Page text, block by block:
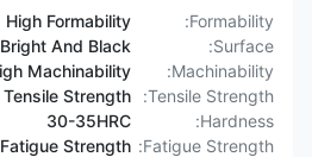
Formability:
High Formability
Surface:
Bright And Black
Machinability:
High Machinability
Tensile Strength:
High Tensile Strength
Hardness:
30-35HRC
Fatigue Strength:
High Fatigue Strength